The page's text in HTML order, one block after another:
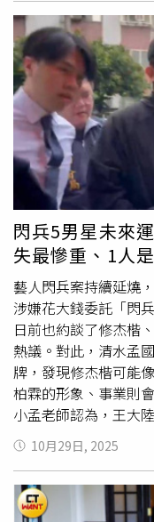
問題，大家沒問題的
題？他則幽默回應：
死訊，蔡琴過去也曾
行銷提供）此外，近
格外有感。他提到日
演員傅子純 ，回憶對
更感嘆好友黃大煒的
黃大煒，我們出道時
來都很好啊。」他
過程，但如今許多
的程度更大，可以做
周年，庾澄慶也透露
己又找回當年勇於嘗
現，這是讓人維持身
閃兵5男星未來
失最慘重、1人
藝人閃兵案持續延燒
涉嫌花大錢委託「閃
日前也約談了修杰楷
熱議。對此，清水孟
牌，發現修杰楷可能
柏霖的形象、事業則
小孟老師認為，王大
聲勢很難再起，且目
花了360萬元，會讓
負面事件可能影響演
老師指出，這張牌代
10月29日, 2025